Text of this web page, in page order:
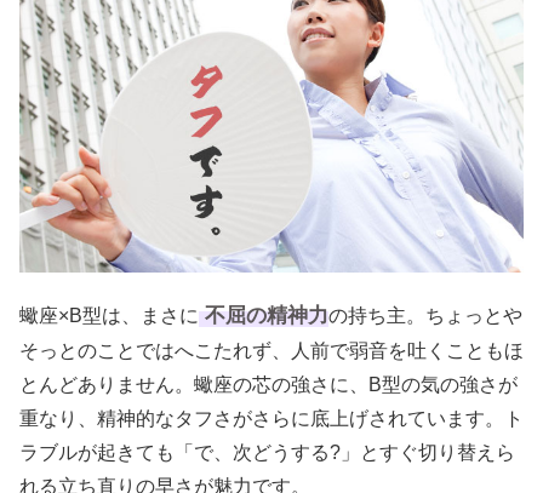
蠍座×B型は、まさに 不屈の精神力の持ち主。ちょっとや
そっとのことではへこたれず、人前で弱音を吐くこともほ
とんどありません。蠍座の芯の強さに、B型の気の強さが
重なり、精神的なタフさがさらに底上げされています。ト
ラブルが起きても「で、次どうする?」とすぐ切り替えら
れる立ち直りの早さが魅力です。